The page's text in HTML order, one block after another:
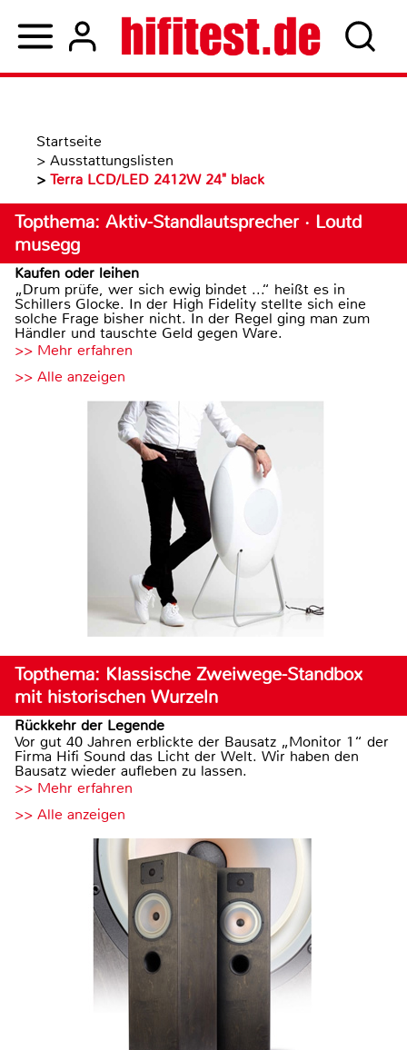
Startseite
> Ausstattungslisten
> Terra LCD/LED 2412W 24" black
Topthema: Aktiv-Standlautsprecher · Loutd
musegg
Kaufen oder leihen
„Drum prüfe, wer sich ewig bindet ...“ heißt es in
Schillers Glocke. In der High Fidelity stellte sich eine
solche Frage bisher nicht. In der Regel ging man zum
Händler und tauschte Geld gegen Ware.
>> Mehr erfahren
>> Alle anzeigen
Topthema: Klassische Zweiwege-Standbox
mit historischen Wurzeln
Rückkehr der Legende
Vor gut 40 Jahren erblickte der Bausatz „Monitor 1“ der
Firma Hifi Sound das Licht der Welt. Wir haben den
Bausatz wieder aufleben zu lassen.
>> Mehr erfahren
>> Alle anzeigen